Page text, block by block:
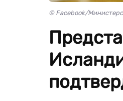
© Facebook/